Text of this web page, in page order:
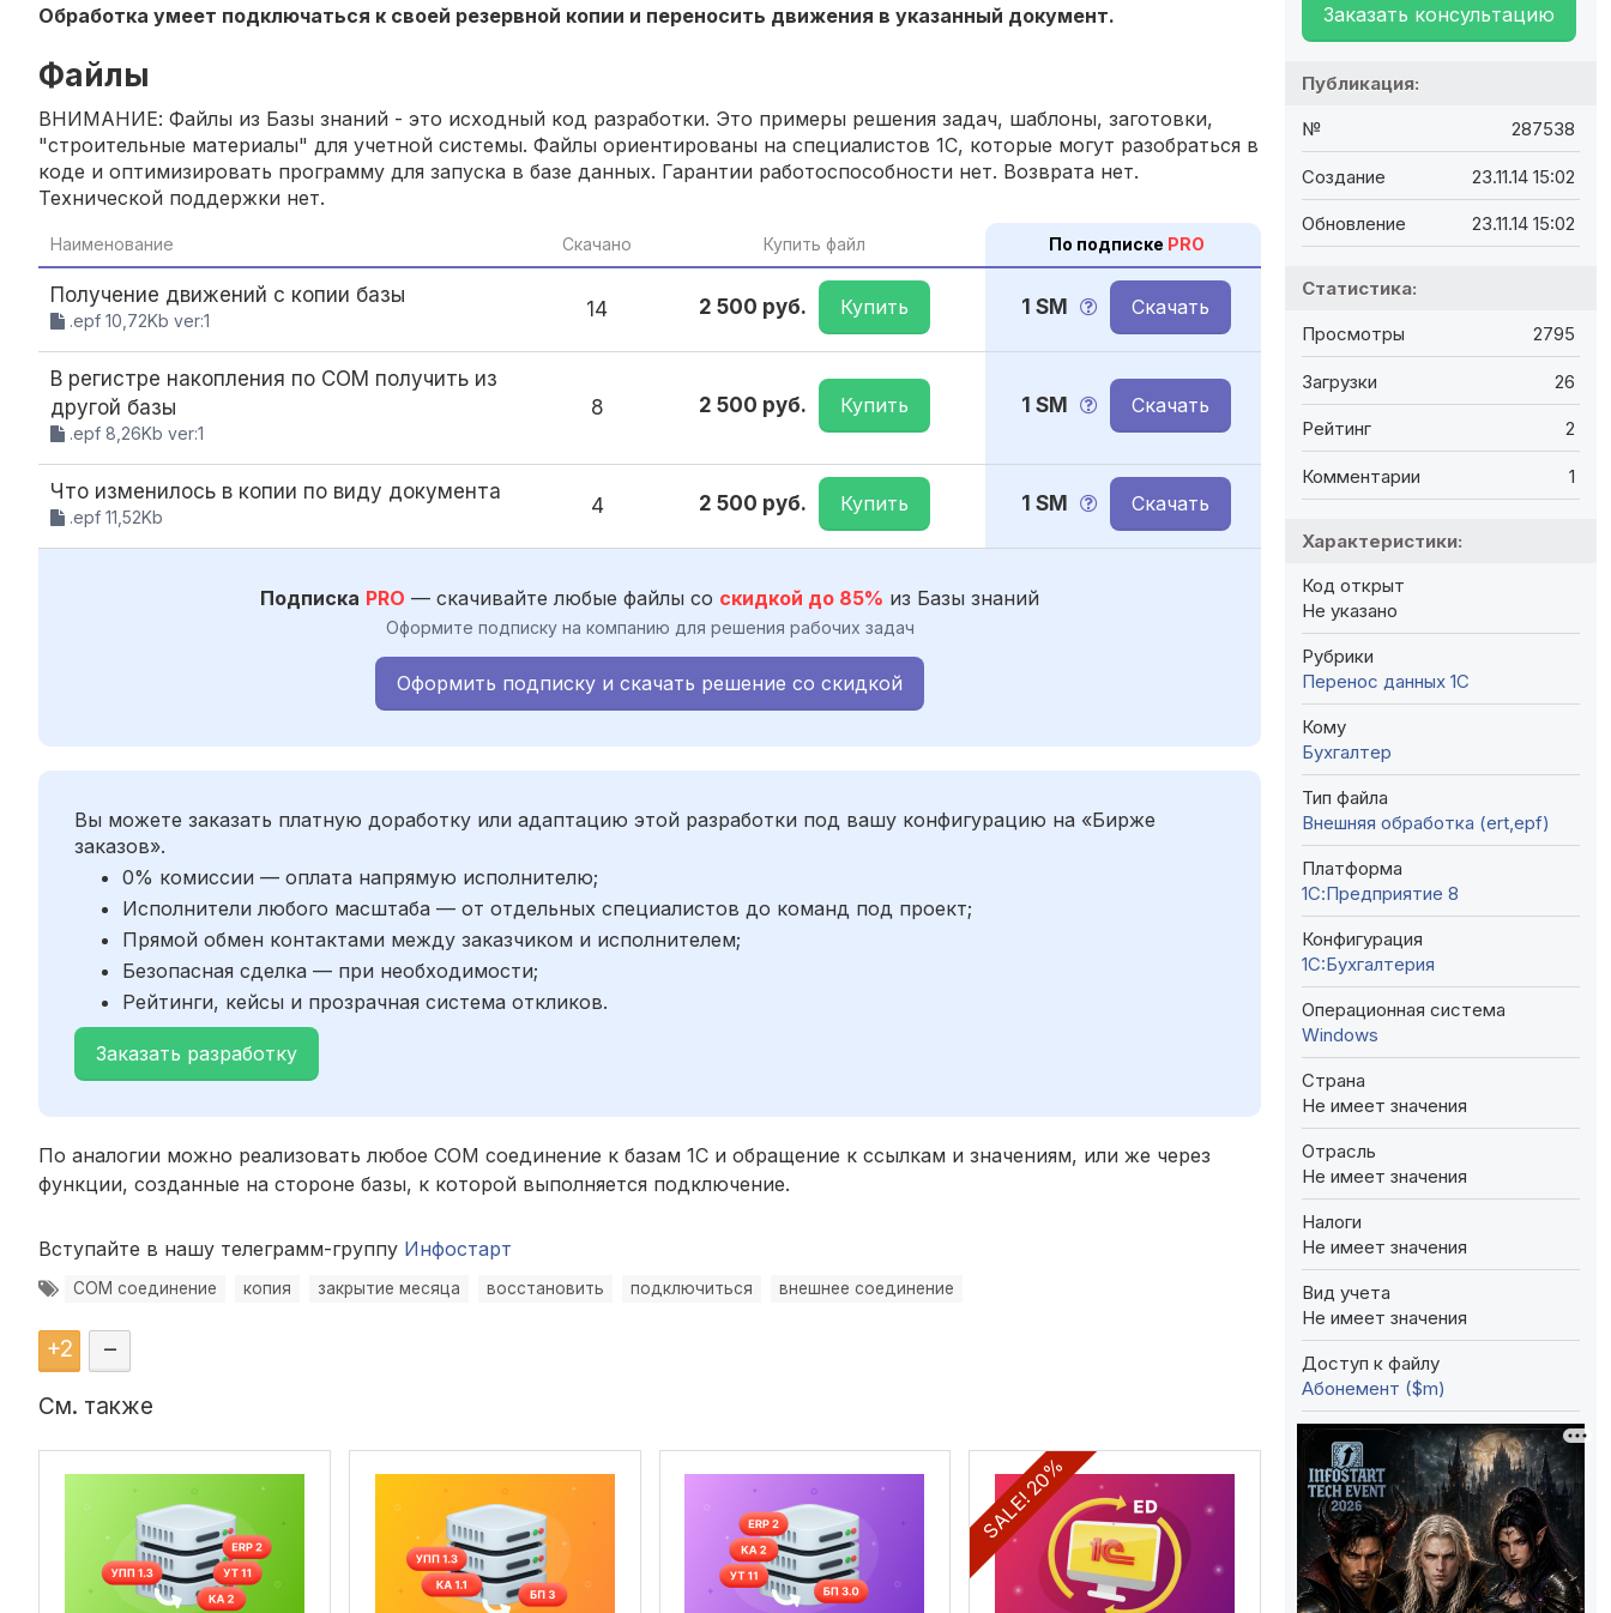
Обработка умеет подключаться к своей резервной копии и переносить движения в указанный документ.
Файлы
ВНИМАНИЕ: Файлы из Базы знаний - это исходный код разработки. Это примеры решения задач, шаблоны, заготовки,
"строительные материалы" для учетной системы. Файлы ориентированы на специалистов 1С, которые могут разобраться в
коде и оптимизировать программу для запуска в базе данных. Гарантии работоспособности нет. Возврата нет.
Технической поддержки нет.
Наименование Скачано Купить файл По подписке PRO
Получение движений с копии базы
.epf 10,72Kb ver:1 14 2 500 руб. Купить 1 SM Скачать
В регистре накопления по COM получить из
другой базы
.epf 8,26Kb ver:1
8 2 500 руб. Купить 1 SM Скачать
Что изменилось в копии по виду документа
.epf 11,52Kb 4 2 500 руб. Купить 1 SM Скачать
Подписка PRO — скачивайте любые файлы со скидкой до 85% из Базы знаний
Оформите подписку на компанию для решения рабочих задач
Оформить подписку и скачать решение со скидкой
Вы можете заказать платную доработку или адаптацию этой разработки под вашу конфигурацию на «Бирже
заказов».
0% комиссии — оплата напрямую исполнителю;
Исполнители любого масштаба — от отдельных специалистов до команд под проект;
Прямой обмен контактами между заказчиком и исполнителем;
Безопасная сделка — при необходимости;
Рейтинги, кейсы и прозрачная система откликов.
Заказать разработку
По аналогии можно реализовать любое COM соединение к базам 1С и обращение к ссылкам и значениям, или же через
функции, созданные на стороне базы, к которой выполняется подключение.
Вступайте в нашу телеграмм-группу Инфостарт
COM соединение копия закрытие месяца восстановить подключиться внешнее соединение
+2 –
См. также
SALE! 20%
Заказать консультацию
Публикация:
№ 287538
Создание 23.11.14 15:02
Обновление 23.11.14 15:02
Статистика:
Просмотры 2795
Загрузки 26
Рейтинг 2
Комментарии 1
Характеристики:
Код открыт
Не указано
Рубрики
Перенос данных 1C
Кому
Бухгалтер
Тип файла
Внешняя обработка (ert,epf)
Платформа
1С:Предприятие 8
Конфигурация
1C:Бухгалтерия
Операционная система
Windows
Страна
Не имеет значения
Отрасль
Не имеет значения
Налоги
Не имеет значения
Вид учета
Не имеет значения
Доступ к файлу
Абонемент ($m)